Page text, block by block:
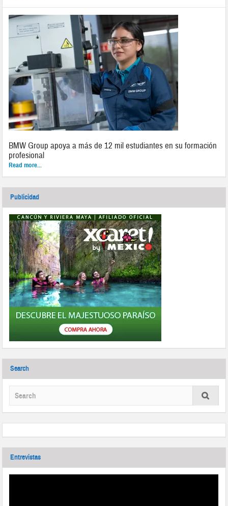
BMW Group apoya a más de 12 mil estudiantes en su formación
profesional
Read more...
Publicidad
Search
Entrevistas